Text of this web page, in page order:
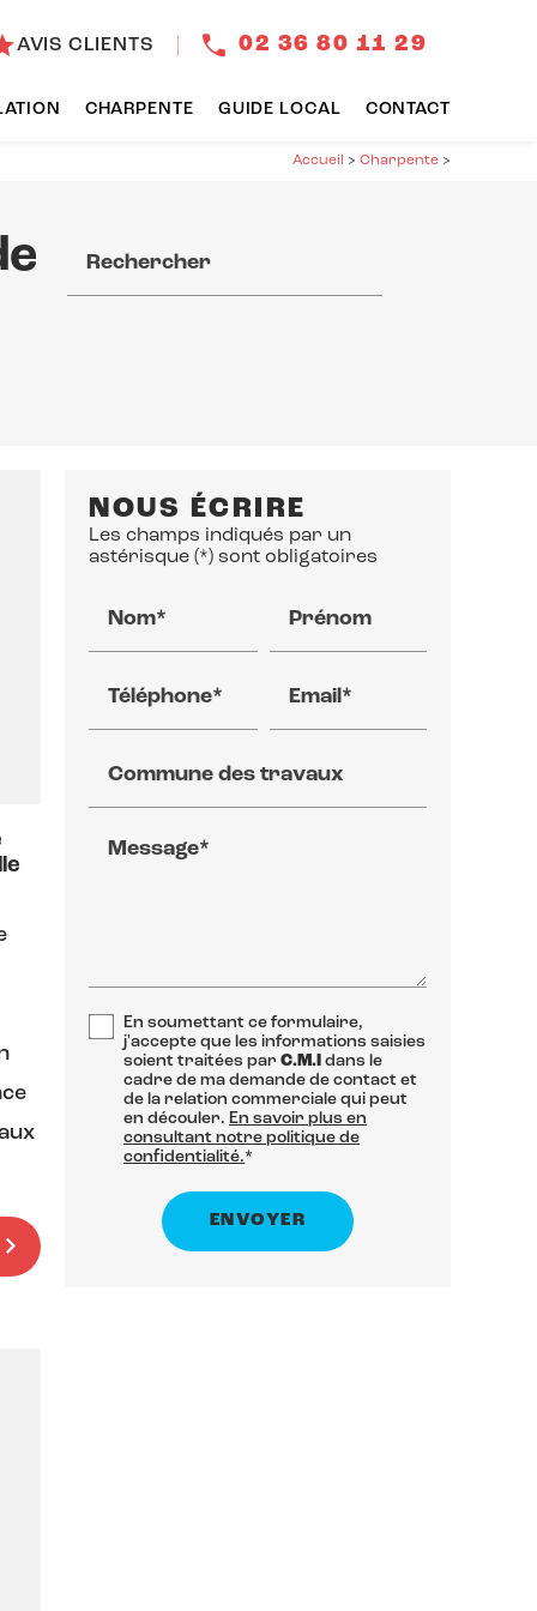
AVIS CLIENTS 02 36 80 11 29
CHARPENTE GUIDE LOCAL CONTACT
Accueil > Charpente >
Rechercher
NOUS ÉCRIRE
Les champs indiqués par un
astérisque (*) sont obligatoires
Nom* Prénom
Téléphone* Email*
Commune des travaux
Message*
En soumettant ce formulaire,
j'accepte que les informations saisies
soient traitées parC.M.I dans le
cadre de ma demande de contact et
de la relation commerciale qui peut
en découler. En savoir plus en
consultant notre politique de
confidentialité.*